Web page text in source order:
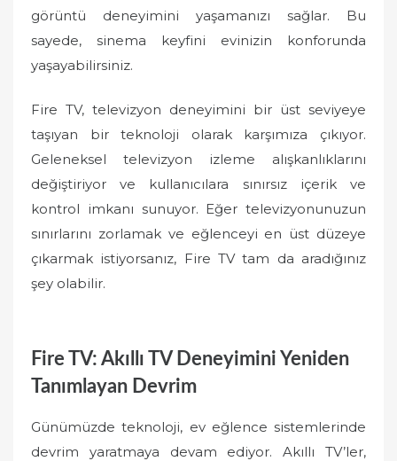
görüntü deneyimini yaşamanızı sağlar. Bu
sayede, sinema keyfini evinizin konforunda
yaşayabilirsiniz.
Fire TV, televizyon deneyimini bir üst seviyeye
taşıyan bir teknoloji olarak karşımıza çıkıyor.
Geleneksel televizyon izleme alışkanlıklarını
değiştiriyor ve kullanıcılara sınırsız içerik ve
kontrol imkanı sunuyor. Eğer televizyonunuzun
sınırlarını zorlamak ve eğlenceyi en üst düzeye
çıkarmak istiyorsanız, Fire TV tam da aradığınız
şey olabilir.
Fire TV: Akıllı TV Deneyimini Yeniden
Tanımlayan Devrim
Günümüzde teknoloji, ev eğlence sistemlerinde
devrim yaratmaya devam ediyor. Akıllı TV’ler,